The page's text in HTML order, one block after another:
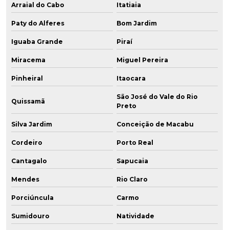
Arraial do Cabo Itatiaia
Paty do Alferes Bom Jardim
Iguaba Grande Piraí
Miracema Miguel Pereira
Pinheiral Itaocara
Quissamã
São José do Vale do Rio
Preto
Silva Jardim Conceição de Macabu
Cordeiro Porto Real
Cantagalo Sapucaia
Mendes Rio Claro
Porciúncula Carmo
Sumidouro Natividade